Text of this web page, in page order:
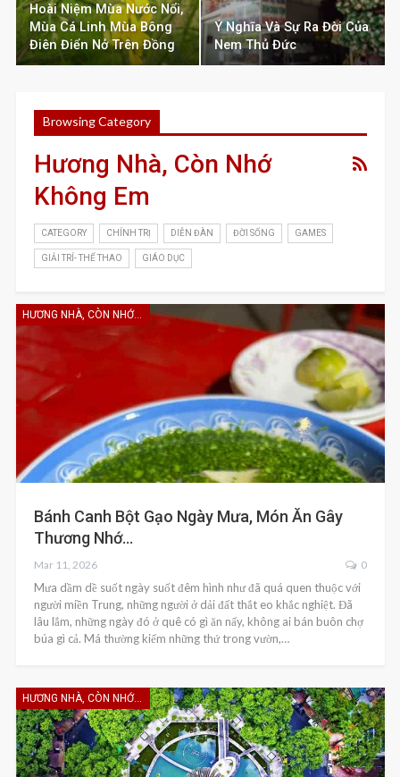
Hoài Niệm Mùa Nước Nổi,
Mùa Cá Linh Mùa Bông
Điên Điển Nở Trên Đồng
Ý Nghĩa Và Sự Ra Đời Của
Nem Thủ Đức
Browsing Category
Hương Nhà, Còn Nhớ
Không Em
CATEGORY CHÍNH TRỊ DIỄN ĐÀN ĐỜI SỐNG GAMES
GIẢI TRÍ- THỂ THAO GIÁO DỤC
HƯƠNG NHÀ, CÒN NHỚ KHÔNG EM
Bánh Canh Bột Gạo Ngày Mưa, Món Ăn Gây
Thương Nhớ…
Mar 11, 2026 0
Mưa dầm dề suốt ngày suốt đêm hình như đã quá quen thuộc với
người miền Trung, những người ở dải đất thắt eo khắc nghiệt. Đã
lâu lắm, những ngày đó ở quê có gì ăn nấy, không ai bán buôn chợ
búa gì cả. Má thường kiếm những thứ trong vườn,…
HƯƠNG NHÀ, CÒN NHỚ KHÔNG EM